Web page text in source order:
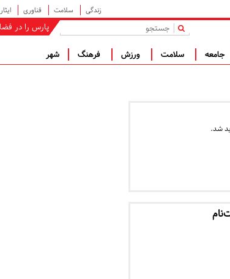
زندگی سلامت فناوری ایثار
پارس را در |
جامعه سلامت ورزش فرهنگ شهر
شد.